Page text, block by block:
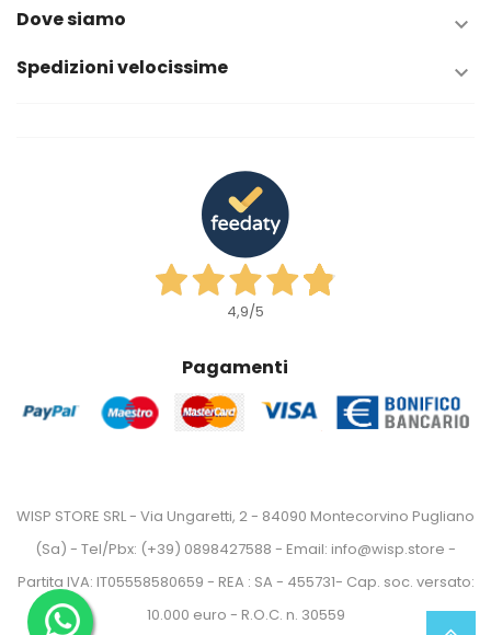
Dove siamo 
Spedizioni velocissime 
4,9/5
Pagamenti
WISP STORE SRL - Via Ungaretti, 2 - 84090 Montecorvino Pugliano
(Sa) - Tel/Pbx: (+39) 0898427588 - Email: info@wisp.store -
Partita IVA: IT05558580659 - REA : SA - 455731- Cap. soc. versato:
10.000 euro - R.O.C. n. 30559